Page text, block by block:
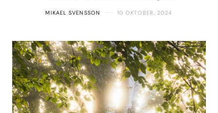
MIKAEL SVENSSON 10 OKTOBER, 2024